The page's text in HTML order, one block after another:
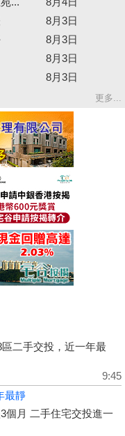
8月3日
8月3日
8月3日
8月3日
更多...
區二手交投，近一年最
9:45
最靜
個月 二手住宅交投進一